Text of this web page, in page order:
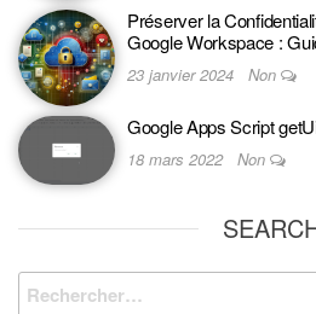
Préserver la
Google Workspace :
23 janvier 2024 Non
Google Apps Script
18 mars 2022 Non